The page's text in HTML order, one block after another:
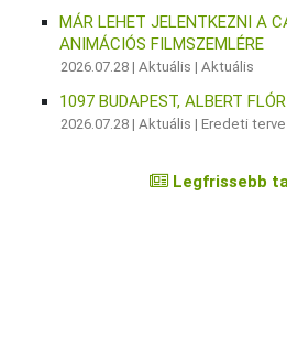
MÁR LEHET JELENTKEZNI A
ANIMÁCIÓS FILMSZEMLÉRE
2026.07.28 |Aktuális |Aktuális
1097 BUDAPEST, ALBERT
2026.07.28 |Aktuális |Eredeti
Legfrissebb